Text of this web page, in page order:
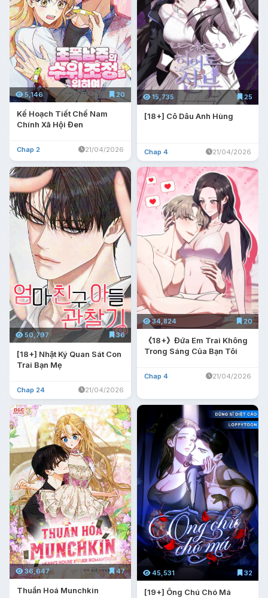
5,146 20
Kế Hoạch Tiết Chế Nam
Chính Xã Hội Đen
Chap 2 21/04/2026
15,735 25
[18+] Cô Dâu Anh Hùng
Chap 4 21/04/2026
50,797 36
[18+] Nhật Ký Quan Sát Con
Trai Bạn Mẹ
Chap 24 21/04/2026
34,824 20
《18+》Đứa Em Trai Không
Trong Sáng Của Bạn Tôi
Chap 4 21/04/2026
36,647 47
Thuần Hoá Munchkin
45,531 32
[19+] Ông Chú Chó Má